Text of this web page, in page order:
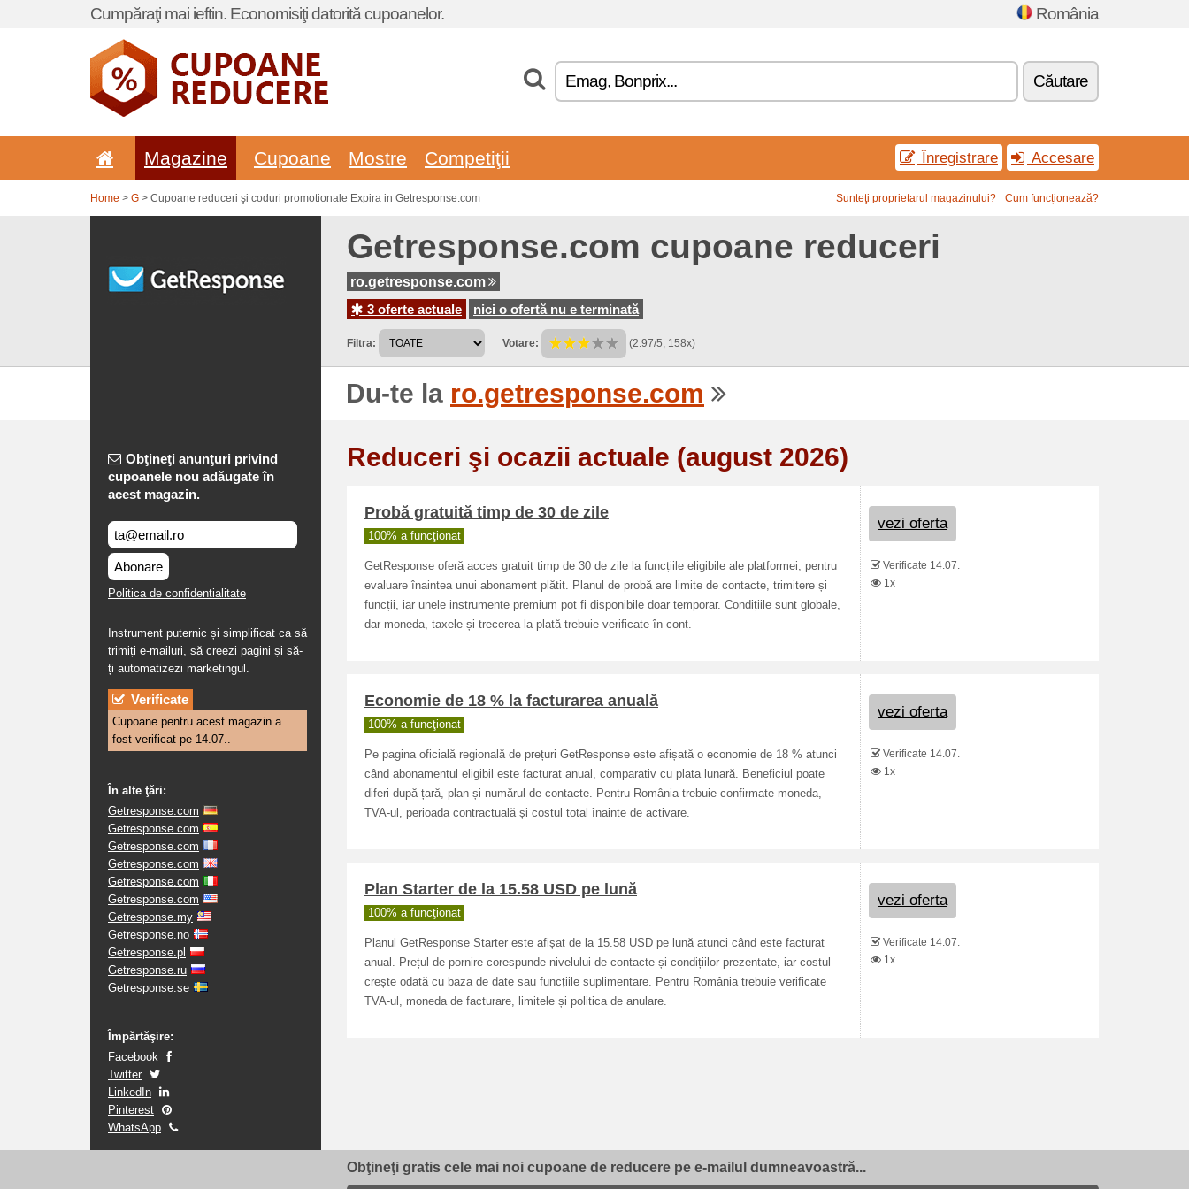
Cumpăraţi mai ieftin. Economisiţi datorită cupoanelor. România
Căutare
Magazine Cupoane Mostre Competiţii Înregistrare Accesare
Home > G > Cupoane reduceri şi coduri promotionale Expira in Getresponse.com Sunteţi proprietarul magazinului? Cum funcționează?
Getresponse.com cupoane reduceri
ro.getresponse.com
3 oferte actuale
nici o ofertă nu e terminată
Filtra: Votare: (2.97/5, 158x)
Du-te la ro.getresponse.com
Obţineţi anunţuri privind
cupoanele nou adăugate în
acest magazin.
Abonare
Politica de confidentialitate
Instrument puternic și simplificat ca să
trimiți e-mailuri, să creezi pagini și să-
ți automatizezi marketingul.
Verificate
Cupoane pentru acest magazin a
fost verificat pe 14.07..
În alte ţări:
Getresponse.com
Getresponse.com
Getresponse.com
Getresponse.com
Getresponse.com
Getresponse.com
Getresponse.my
Getresponse.no
Getresponse.pl
Getresponse.ru
Getresponse.se
Împărtăşire:
Facebook
Twitter
LinkedIn
Pinterest
WhatsApp
Reduceri şi ocazii actuale (august 2026)
Probă gratuită timp de 30 de zile
100% a funcţionat
GetResponse oferă acces gratuit timp de 30 de zile la funcțiile eligibile ale platformei, pentru
evaluare înaintea unui abonament plătit. Planul de probă are limite de contacte, trimitere și
funcții, iar unele instrumente premium pot fi disponibile doar temporar. Condițiile sunt globale,
dar moneda, taxele și trecerea la plată trebuie verificate în cont.
vezi oferta
Verificate 14.07.
1x
Economie de 18 % la facturarea anuală
100% a funcţionat
Pe pagina oficială regională de prețuri GetResponse este afișată o economie de 18 % atunci
când abonamentul eligibil este facturat anual, comparativ cu plata lunară. Beneficiul poate
diferi după țară, plan și numărul de contacte. Pentru România trebuie confirmate moneda,
TVA-ul, perioada contractuală și costul total înainte de activare.
vezi oferta
Verificate 14.07.
1x
Plan Starter de la 15.58 USD pe lună
100% a funcţionat
Planul GetResponse Starter este afișat de la 15.58 USD pe lună atunci când este facturat
anual. Prețul de pornire corespunde nivelului de contacte și condițiilor prezentate, iar costul
crește odată cu baza de date sau funcțiile suplimentare. Pentru România trebuie verificate
TVA-ul, moneda de facturare, limitele și politica de anulare.
vezi oferta
Verificate 14.07.
1x
Obţineţi gratis cele mai noi cupoane de reducere pe e-mailul dumneavoastră...